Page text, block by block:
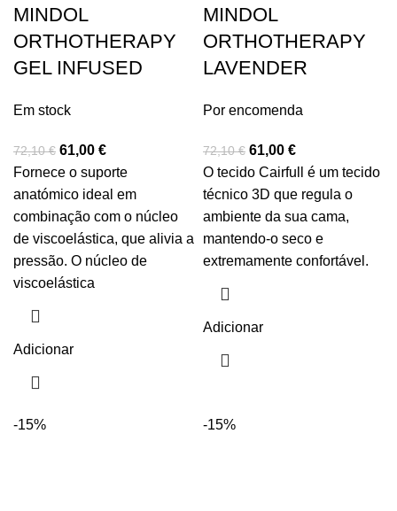
MINDOL
ORTHOTHERAPY
GEL INFUSED
Em stock
72,10€ 61,00 €
Fornece o suporte
anatómico ideal em
combinação com o núcleo
de viscoelástica, que alivia a
pressão. O núcleo de
viscoelástica
Adicionar
MINDOL
ORTHOTHERAPY
LAVENDER
Por encomenda
72,10€ 61,00 €
O tecido Cairfull é um tecido
técnico 3D que regula o
ambiente da sua cama,
mantendo-o seco e
extremamente confortável.
Adicionar
-15% -15%